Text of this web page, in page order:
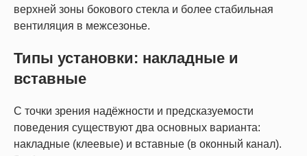
верхней зоны бокового стекла и более стабильная
вентиляция в межсезонье.
Типы установки: накладные и
вставные
С точки зрения надёжности и предсказуемости
поведения существуют два основных варианта:
накладные (клеевые) и вставные (в оконный канал).